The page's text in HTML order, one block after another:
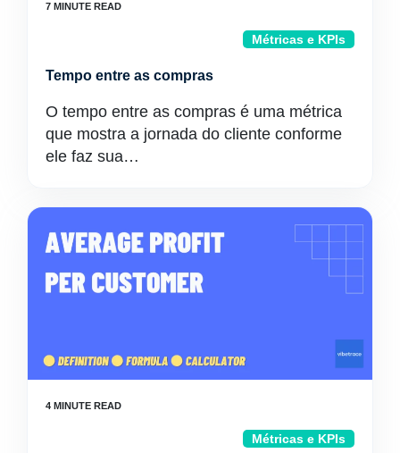
Métricas e KPIs
Tempo entre as compras
O tempo entre as compras é uma métrica
que mostra a jornada do cliente conforme
ele faz sua…
Métricas e KPIs